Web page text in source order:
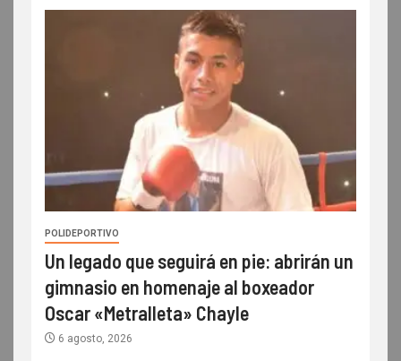
POLIDEPORTIVO
Un legado que seguirá en pie: abrirán un
gimnasio en homenaje al boxeador
Oscar «Metralleta» Chayle
6 agosto, 2026